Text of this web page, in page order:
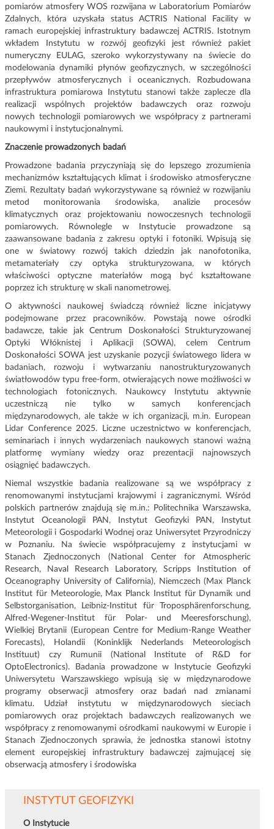
pomiarów atmosfery WOS rozwijana w Laboratorium Pomiarów
Zdalnych, która uzyskała status ACTRIS National Facility w
ramach europejskiej infrastruktury badawczej ACTRIS. Istotnym
wkładem Instytutu w rozwój geofizyki jest również pakiet
numeryczny EULAG, szeroko wykorzystywany na świecie do
modelowania dynamiki płynów geofizycznych, w szczególności
przepływów atmosferycznych i oceanicznych. Rozbudowana
infrastruktura pomiarowa Instytutu stanowi także zaplecze dla
realizacji wspólnych projektów badawczych oraz rozwoju
nowych technologii pomiarowych we współpracy z partnerami
naukowymi i instytucjonalnymi.
Znaczenie prowadzonych badań
Prowadzone badania przyczyniają się do lepszego zrozumienia
mechanizmów kształtujących klimat i środowisko atmosferyczne
Ziemi. Rezultaty badań wykorzystywane są również w rozwijaniu
metod monitorowania środowiska, analizie procesów
klimatycznych oraz projektowaniu nowoczesnych technologii
pomiarowych. Równolegle w Instytucie prowadzone są
zaawansowane badania z zakresu optyki i fotoniki. Wpisują się
one w światowy rozwój takich dziedzin jak nanofotonika,
metamateriały czy optyka strukturyzowana, w których
właściwości optyczne materiałów mogą być kształtowane
poprzez ich strukturę w skali nanometrowej.
O aktywności naukowej świadczą również liczne inicjatywy
podejmowane przez pracowników. Powstają nowe ośrodki
badawcze, takie jak Centrum Doskonałości Strukturyzowanej
Optyki Włóknistej i Aplikacji (SOWA), celem Centrum
Doskonałości SOWA jest uzyskanie pozycji światowego lidera w
badaniach, rozwoju i wytwarzaniu nanostrukturyzowanych
światłowodów typu free-form, otwierających nowe możliwości w
technologiach fotonicznych. Naukowcy Instytutu aktywnie
uczestniczą nie tylko w samych konferencjach
międzynarodowych, ale także w ich organizacji, m.in. European
Lidar Conference 2025. Liczne uczestnictwo w konferencjach,
seminariach i innych wydarzeniach naukowych stanowi ważną
platformę wymiany wiedzy oraz prezentacji najnowszych
osiągnięć badawczych.
Niemal wszystkie badania realizowane są we współpracy z
renomowanymi instytucjami krajowymi i zagranicznymi. Wśród
polskich partnerów znajdują się m.in.: Politechnika Warszawska,
Instytut Oceanologii PAN, Instytut Geofizyki PAN, Instytut
Meteorologii i Gospodarki Wodnej oraz Uniwersytet Przyrodniczy
w Poznaniu. Na świecie współpracujemy z instytucjami w
Stanach Zjednoczonych (National Center for Atmospheric
Research, Naval Research Laboratory, Scripps Institution of
Oceanography University of California), Niemczech (Max Planck
Institut für Meteorologie, Max Planck Institut für Dynamik und
Selbstorganisation, Leibniz-Institut für Troposphärenforschung,
Alfred-Wegener-Institut für Polar- und Meeresforschung),
Wielkiej Brytanii (European Centre for Medium-Range Weather
Forecasts), Holandii (Koninklijk Nederlands Meteorologisch
Instituut) czy Rumunii (National Institute of R&D for
OptoElectronics). Badania prowadzone w Instytucie Geofizyki
Uniwersytetu Warszawskiego wpisują się w międzynarodowe
programy obserwacji atmosfery oraz badań nad zmianami
klimatu. Udział instytutu w międzynarodowych sieciach
pomiarowych oraz projektach badawczych realizowanych we
współpracy z renomowanymi ośrodkami naukowymi w Europie i
Stanach Zjednoczonych sprawia, że jednostka stanowi istotny
element europejskiej infrastruktury badawczej zajmującej się
obserwacją atmosfery i środowiska
INSTYTUT GEOFIZYKI
O Instytucie